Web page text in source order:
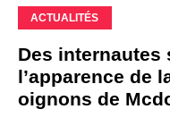
ACTUALITÉS
Des internautes
l’apparence de
oignons de